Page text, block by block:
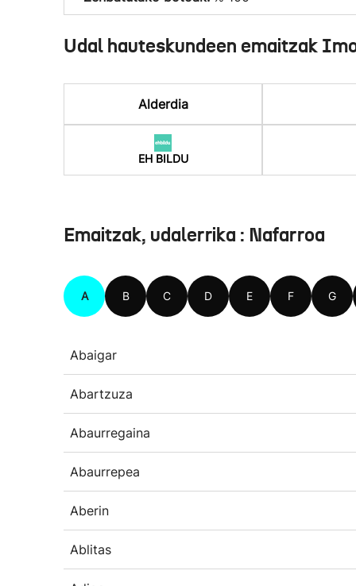
Udal hauteskundeen emaitzak
Alderdia
EH BILDU
Emaitzak, udalerrika : Nafarroa
A B C D E F G
Abaigar
Abartzuza
Abaurregaina
Abaurrepea
Aberin
Ablitas